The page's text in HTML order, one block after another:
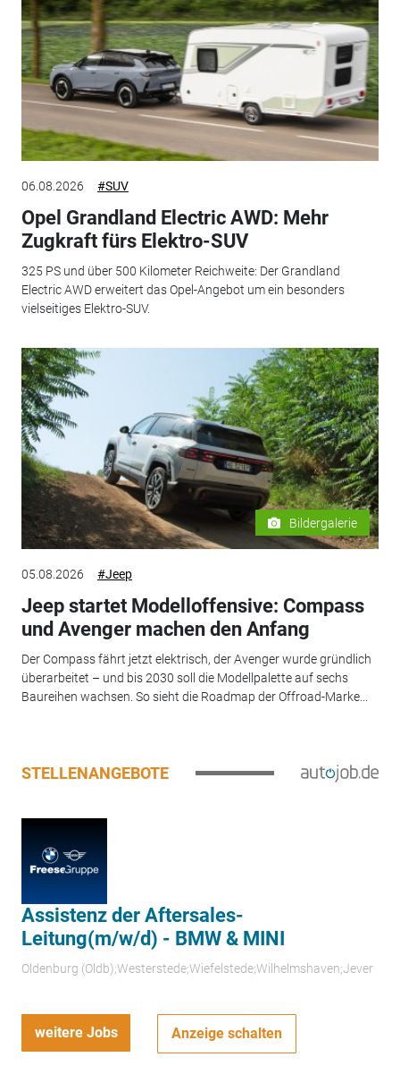
06.08.2026 #SUV
Opel Grandland Electric AWD: Mehr
Zugkraft fürs Elektro-SUV
325 PS und über 500 Kilometer Reichweite: Der Grandland
Electric AWD erweitert das Opel-Angebot um ein besonders
vielseitiges Elektro-SUV.
Bildergalerie
05.08.2026 #Jeep
Jeep startet Modelloffensive: Compass
und Avenger machen den Anfang
Der Compass fährt jetzt elektrisch, der Avenger wurde gründlich
überarbeitet – und bis 2030 soll die Modellpalette auf sechs
Baureihen wachsen. So sieht die Roadmap der Offroad-Marke...
STELLENANGEBOTE
Assistenz der Aftersales-
Leitung(m/w/d) - BMW & MINI
Oldenburg (Oldb);Westerstede;Wiefelstede;Wilhelmshaven;Jever
weitere Jobs Anzeige schalten